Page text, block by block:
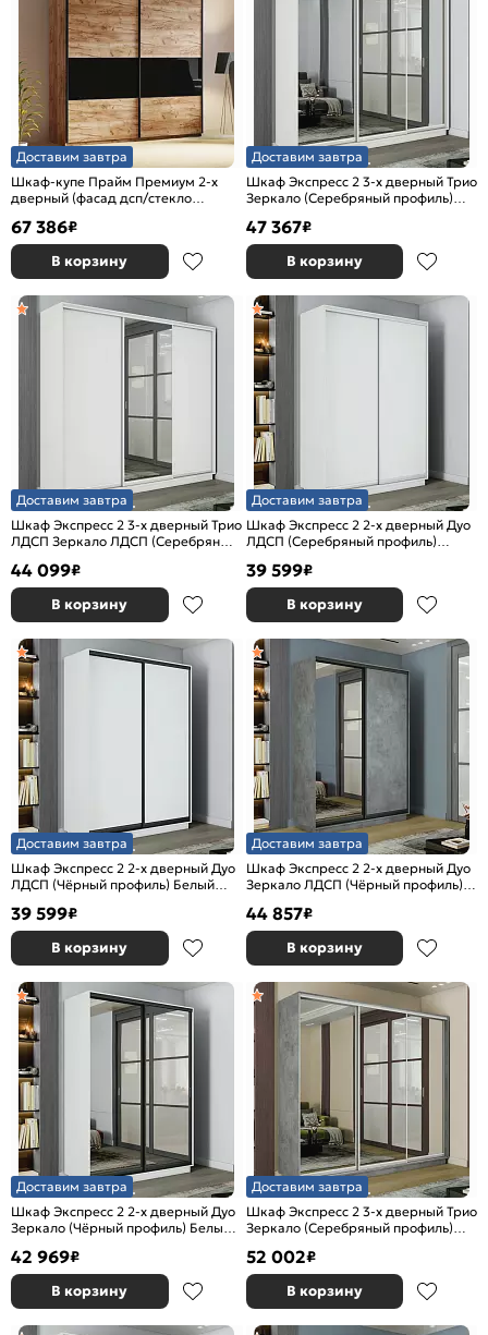
Доставим завтра
Шкаф-купе Прайм Премиум 2-х
дверный (фасад дсп/стекло
Табачный
67 386₽
В корзину
Доставим завтра
Шкаф Экспресс 2 3-х дверный Трио
Зеркало (Серебряный профиль)
47 367₽
В корзину
Доставим завтра
Шкаф Экспресс 2 3-х дверный Трио
ЛДСП Зеркало ЛДСП (Серебряный
1800x2200x600
44 099₽
В корзину
Доставим завтра
Шкаф Экспресс 2 2-х дверный Дуо
ЛДСП (Серебряный профиль)
39 599₽
В корзину
Доставим завтра
Шкаф Экспресс 2 2-х дверный Дуо
ЛДСП (Чёрный профиль) Белый
39 599₽
В корзину
Доставим завтра
Шкаф Экспресс 2 2-х дверный Дуо
Зеркало ЛДСП (Чёрный профиль)
44 857₽
В корзину
Доставим завтра
Шкаф Экспресс 2 2-х дверный Дуо
Зеркало (Чёрный профиль) Белый
42 969₽
В корзину
Доставим завтра
Шкаф Экспресс 2 3-х дверный Трио
Зеркало (Серебряный профиль)
52 002₽
В корзину